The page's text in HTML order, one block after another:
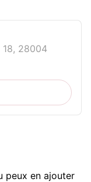
18, 28004
peux en ajouter